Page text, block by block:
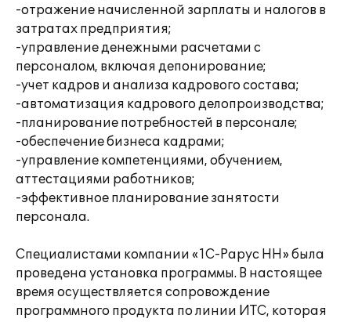
-отражение начисленной зарплаты и налогов в
затратах предприятия;
-управление денежными расчетами с
персоналом, включая депонирование;
-учет кадров и анализа кадрового состава;
-автоматизация кадрового делопроизводства;
-планирование потребностей в персонале;
-обеспечение бизнеса кадрами;
-управление компетенциями, обучением,
аттестациями работников;
-эффективное планирование занятости
персонала.
Специалистами компании «1С-Рарус НН» была
проведена установка программы. В настоящее
время осуществляется сопровождение
программного продукта по линии ИТС, которая